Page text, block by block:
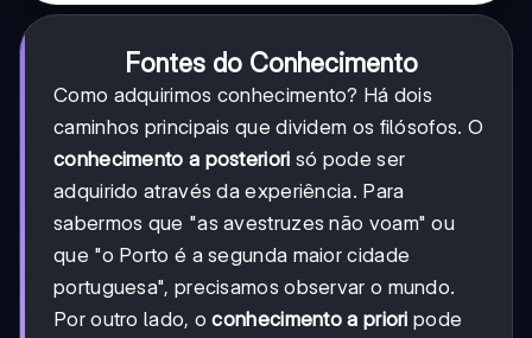
Fontes do Conhecimento
Como adquirimos conhecimento? Há dois
caminhos principais que dividem os filósofos. O
conhecimento a posteriori só pode ser
adquirido através da experiência. Para
sabermos que "as avestruzes não voam" ou
que "o Porto é a segunda maior cidade
portuguesa", precisamos observar o mundo.
Por outro lado, oconhecimento a priori pode